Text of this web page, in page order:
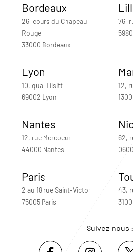
Bordeaux
26, cours du Chapeau-
Rouge
33000 Bordeaux
76,
Lyon
10, quai Tilsitt
69002 Lyon
12,
Nantes
12, rue Mercoeur
44000 Nantes
62,
Paris
2 au 18 rue Saint-Victor
75005 Paris
43,
Suivez-nous :